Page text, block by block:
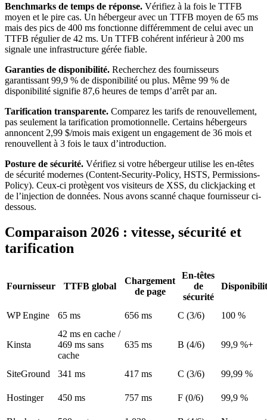
Benchmarks de temps de réponse. Vérifiez à la fois le TTFB
moyen et le pire cas. Un hébergeur avec un TTFB moyen de 65 ms
mais des pics de 400 ms fonctionne différemment de celui avec un
TTFB régulier de 42 ms. Un TTFB cohérent inférieur à 200 ms
signale une infrastructure gérée fiable.
Garanties de disponibilité. Recherchez des fournisseurs
garantissant 99,9 % de disponibilité ou plus. Même 99 % de
disponibilité signifie 87,6 heures de temps d’arrêt par an.
Tarification transparente. Comparez les tarifs de renouvellement,
pas seulement la tarification promotionnelle. Certains hébergeurs
annoncent 2,99 $/mois mais exigent un engagement de 36 mois et
renouvellent à 3 fois le taux d’introduction.
Posture de sécurité. Vérifiez si votre hébergeur utilise les en-têtes
de sécurité modernes (Content-Security-Policy, HSTS, Permissions-
Policy). Ceux-ci protègent vos visiteurs de XSS, du clickjacking et
de l’injection de données. Nous avons scanné chaque fournisseur ci-
dessous.
Comparaison 2026 : vitesse, sécurité et
tarification
Fournisseur TTFB global
Chargement
de page
En-têtes
de
sécurité
WP Engine 65 ms 656 ms C (3/6) 100 %
Kinsta
42 ms en cache /
469 ms sans
cache
635 ms B (4/6) 99,9 %+
SiteGround 341 ms 417 ms C (3/6) 99,99 %
Hostinger 450 ms 757 ms F (0/6) 99,9 %